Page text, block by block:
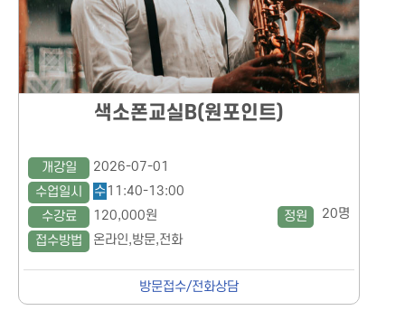
방문접수/전화상담
색소폰교실B(원포인트)
개강일
2026-07-01
수업일시
수11:40-13:00
수강료
120,000원 정원
20명
접수방법
온라인,방문,전화